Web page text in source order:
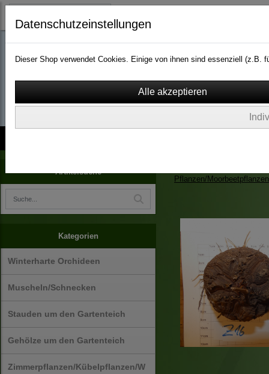
wassergarten-
Artikelsuche
Kategorien
Winterharte Orchideen
Muscheln/Schnecken
Stauden um den Gartenteich
Gehölze um den Gartenteich
Zimmerpflanzen/Kübelpflanzen/W
Pflanzen/
Datenschutzeinstellungen
Dieser Shop verwendet Cookies. Einige von ihnen sind essenziell (z.B.